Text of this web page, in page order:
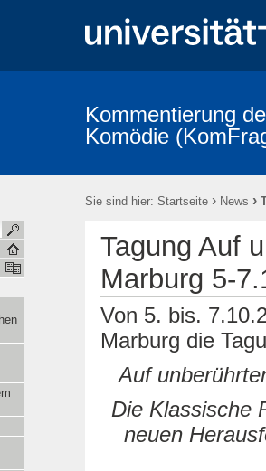
KomFrag-Kolloquium Terminkalender
aus der griechischen Komödie
Kommentierung
Komödie
Sie sind hier: Startseite › News ›
Tagung Auf
Marburg 5-
Von 5. bis.
Marburg die
Auf
Die Klassische
neuen